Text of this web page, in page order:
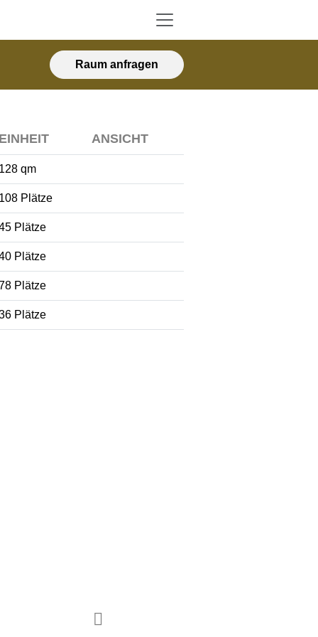
Raum anfragen
ANSICHT
qm
Plätze
Plätze
Plätze
Plätze
Plätze